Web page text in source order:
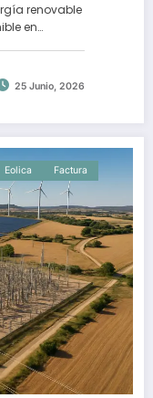
renovable
en…
25 Junio, 2026
Eolica
Factura